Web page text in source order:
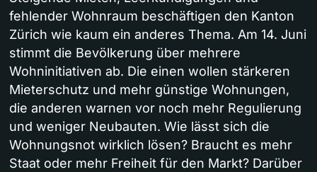
fehlender Wohnraum beschäftigen den Kanton
Zürich wie kaum ein anderes Thema. Am 14. Juni
stimmt die Bevölkerung über mehrere
Wohninitiativen ab. Die einen wollen stärkeren
Mieterschutz und mehr günstige Wohnungen,
die anderen warnen vor noch mehr Regulierung
und weniger Neubauten. Wie lässt sich die
Wohnungsnot wirklich lösen? Braucht es mehr
Staat oder mehr Freiheit für den Markt? Darüber